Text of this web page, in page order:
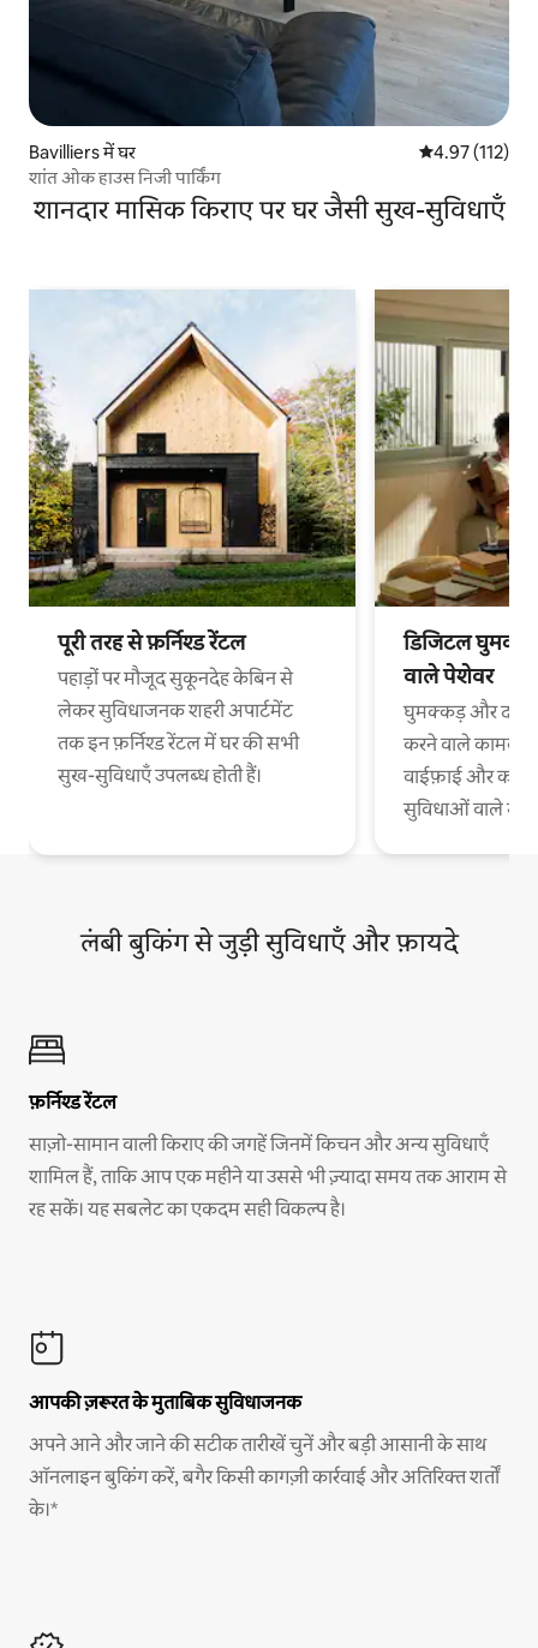
Bavilliers में घर औसत रेटिंग 5 में से
4.97 (112)
शांत ओक हाउस निजी पार्किंग
शानदार मासिक किराए पर घर जैसी सुख-सुविधाएँ
पूरी तरह से फ़र्निश्ड रेंटल
पहाड़ों पर मौजूद सुकूनदेह केबिन से
लेकर सुविधाजनक शहरी अपार्टमेंट
तक इन फ़र्निश्ड रेंटल में घर की सभी
सुख-सुविधाएँ उपलब्ध होती हैं।
डिजिटल
वाले पेशेवर
घुमक्कड़ और
करने वाले
वाईफ़ाई और काम
सुविधाओं वाले
लंबी बुकिंग से जुड़ी सुविधाएँ और फ़ायदे
फ़र्निश्ड रेंटल
साज़ो-सामान वाली किराए की जगहें जिनमें किचन और अन्य सुविधाएँ
शामिल हैं, ताकि आप एक महीने या उससे भी ज़्यादा समय तक आराम से
रह सकें। यह सबलेट का एकदम सही विकल्प है।
आपकी ज़रूरत के मुताबिक सुविधाजनक
अपने आने और जाने की सटीक तारीखें चुनें और बड़ी आसानी के साथ
ऑनलाइन बुकिंग करें, बगैर किसी कागज़ी कार्रवाई और अतिरिक्त शर्तों
के।*